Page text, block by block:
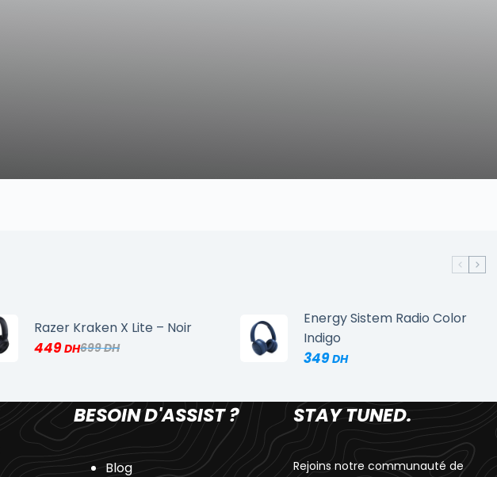
Razer Kraken X Lite – Noir
699
449
Energy Sistem Radio Color
Indigo
349
BESOIN D'ASSIST ?
Blog
STAY TUNED.
Rejoins notre communauté de